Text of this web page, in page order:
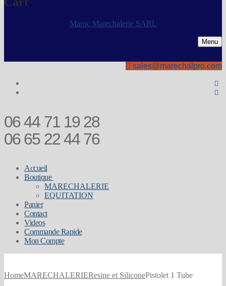
Maroc Marechalerie SARL
Menu
sales@marechalpro.com
06 44 71 19 28
06 65 22 44 76
Accueil
Boutique
MARECHALERIE
EQUITATION
Panier
Contact
Videos
Commande Rapide
Mon Compte
HomeMARECHALERIEResine et SiliconePistolet 1 Tube